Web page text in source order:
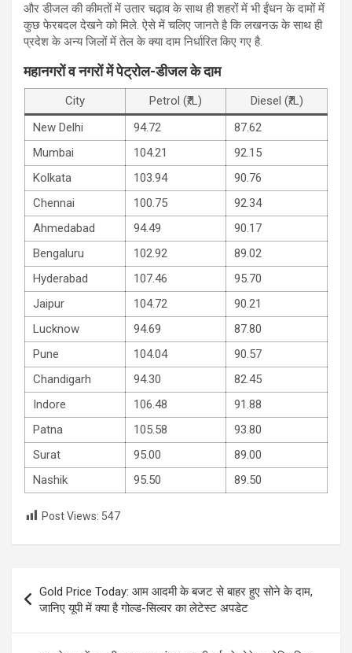
और डीजल की कीमतों में उतार चढ़ाव के साथ ही शहरों में भी ईंधन के दामों में
कुछ फेरबदल देखने को मिले. ऐसे में चलि‍ए जानते है कि लखनऊ के साथ ही
प्रदेश के अन्‍य जिलों में तेल के क्या दाम निर्धारित किए गए है.
महानगरों व नगरों में पेट्रोल-डीजल के दाम
City Petrol (₹/L)
Diesel (₹/L)
New Delhi
94.72
87.62
Mumbai
104.21
92.15
Kolkata
103.94
90.76
Chennai
100.75
92.34
Ahmedabad
94.49
90.17
Bengaluru
102.92
89.02
Hyderabad
107.46
95.70
Jaipur
104.72
90.21
Lucknow
94.69
87.80
Pune
104.04
90.57
Chandigarh
94.30
82.45
Indore
106.48
91.88
Patna
105.58
93.80
Surat
95.00
89.00
Nashik
95.50 89.50
Post Views: 547
navigation
Gold Price Today: आम आदमी के बजट से बाहर हुए सोने के दाम,
जानिए यूपी में क्‍या है गोल्‍ड-सिल्‍वर का लेटेस्‍ट अपडेट